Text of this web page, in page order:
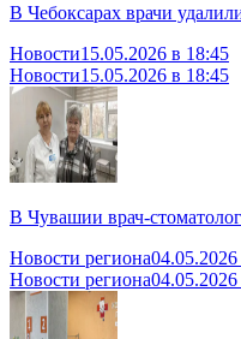
В Чебоксарах врачи
Новости15.05.2026 в 18:45
Новости15.05.2026 в 18:45
В Чувашии врач-
Новости региона
Новости региона